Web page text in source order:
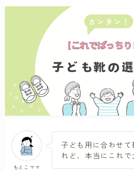
もとこママ
子ども用に合わせ
れど、本当にこれで